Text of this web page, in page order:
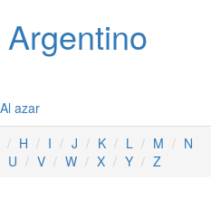
azar
H I J K L M
N
U V W X Y Z